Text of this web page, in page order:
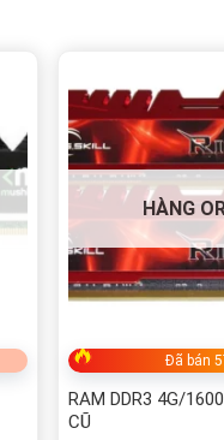
HÀNG
Đã bán
RAM DDR3 4G/
CŨ